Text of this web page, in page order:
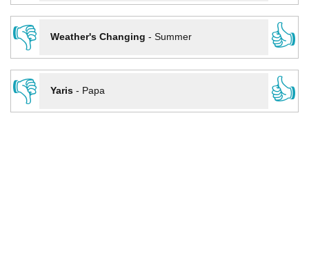
👎
Weather's Changing - Summer
👍
👎
Yaris- Papa 👍